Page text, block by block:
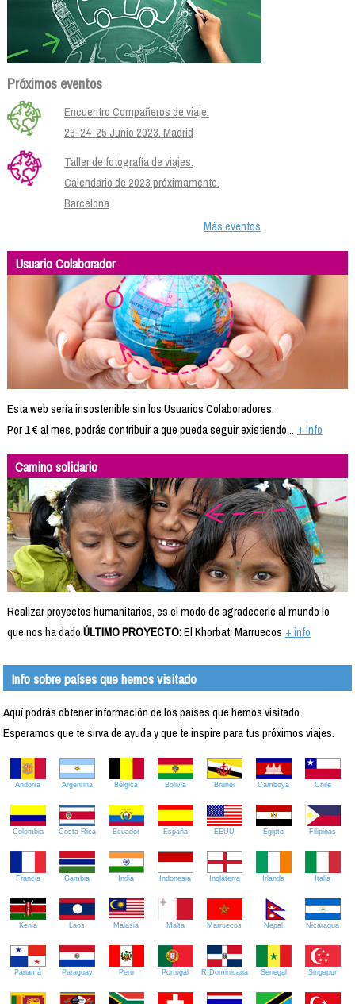
Próximos eventos
Encuentro Compañeros de viaje.
23-24-25 Junio 2023. Madrid
Taller de fotografía de viajes.
Calendario de 2023 próximamente.
Barcelona
Más eventos
Usuario Colaborador
Esta web sería insostenible sin los Usuarios Colaboradores.
Por 1 € al mes, podrás contribuir a que pueda seguir existiendo... + info
Camino solidario
Realizar proyectos humanitarios, es el modo de agradecerle al mundo lo
que nos ha dado.ÚLTIMO PROYECTO:El Khorbat, Marruecos + info
Info sobre países que hemos visitado
Aquí podrás obtener información de los países que hemos visitado.
Esperamos que te sirva de ayuda y que te inspire para tus próximos viajes.
Andorra Argentina Bélgica Bolivia Brunei Camboya Chile
Colombia Costa Rica Ecuador España EEUU Egipto Filipinas
Francia Gambia India Indonesia Inglaterra Irlanda Italia
Kenia Laos Malasia Malta Marruecos Nepal Nicaragua
Panamá Paraguay Perú Portugal R.Dominicana Senegal Singapur